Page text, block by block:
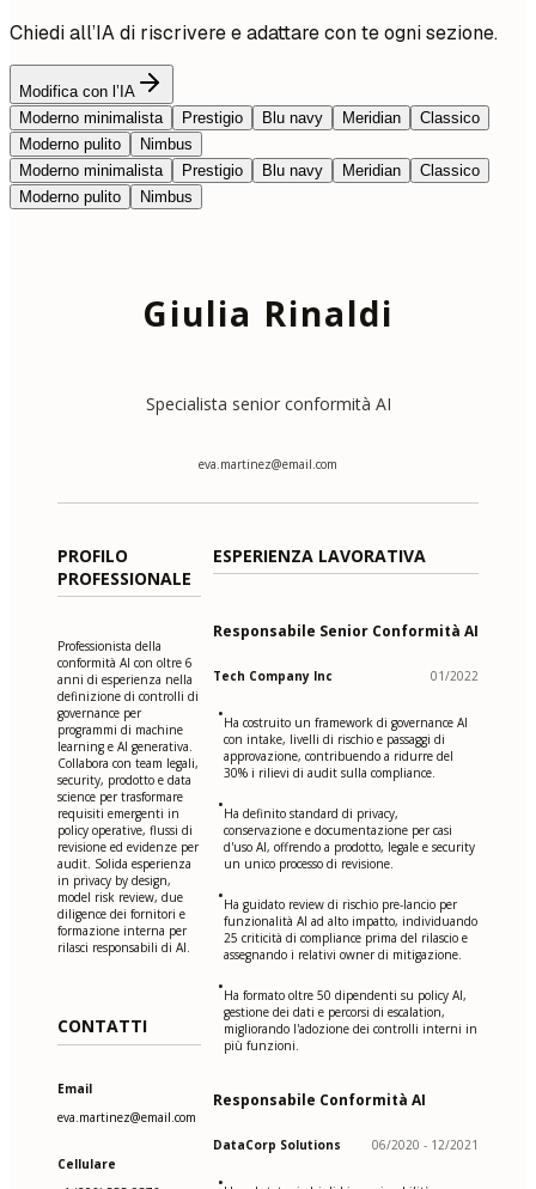
Chiedi all’IA di riscrivere e adattare con te ogni sezione.
Modifica con l’IA
Moderno minimalista
Prestigio Blu navy Meridian
Classico
Moderno pulito
Nimbus
Moderno minimalista
Prestigio Blu navy Meridian
Classico
Moderno pulito
Nimbus
Giulia Rinaldi
Specialista senior conformità AI
eva.martinez@email.com
PROFILO
PROFESSIONALE
Professionista della
conformità AI con oltre 6
anni di esperienza nella
definizione di controlli di
governance per
programmi di machine
learning e AI generativa.
Collabora con team legali,
security, prodotto e data
science per trasformare
requisiti emergenti in
policy operative, flussi di
revisione ed evidenze per
audit. Solida esperienza
in privacy by design,
model risk review, due
diligence dei fornitori e
formazione interna per
rilasci responsabili di AI.
CONTATTI
Email
eva.martinez@email.com
Cellulare
ESPERIENZA LAVORATIVA
Responsabile Senior Conformità AI
Tech Company Inc 01/2022
•Ha costruito un framework di governance AI
con intake, livelli di rischio e passaggi di
approvazione, contribuendo a ridurre del
30% i rilievi di audit sulla compliance.
•Ha definito standard di privacy,
conservazione e documentazione per casi
d'uso AI, offrendo a prodotto, legale e security
un unico processo di revisione.
•Ha guidato review di rischio pre-lancio per
funzionalità AI ad alto impatto, individuando
25 criticità di compliance prima del rilascio e
assegnando i relativi owner di mitigazione.
•Ha formato oltre 50 dipendenti su policy AI,
gestione dei dati e percorsi di escalation,
migliorando l'adozione dei controlli interni in
più funzioni.
Responsabile Conformità AI
DataCorp Solutions 06/2020 - 12/2021
•